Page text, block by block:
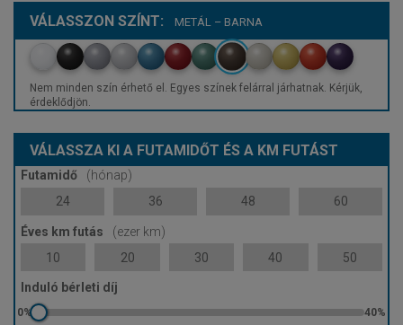
VÁLASSZON SZÍNT: METÁL – BARNA
Nem minden szín érhető el. Egyes színek felárral járhatnak. Kérjük,
érdeklődjön.
VÁLASSZA KI A FUTAMIDŐT ÉS A KM FUTÁST
Futamidő
(hónap)
24
36 48 60
Éves km futás
(ezer km)
10
20 30 40 50
Induló bérleti díj